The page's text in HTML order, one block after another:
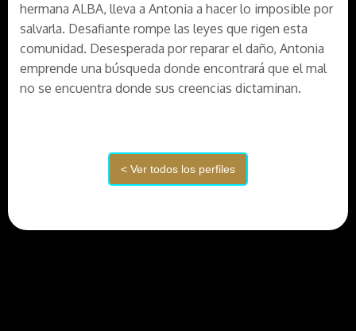
hermana ALBA, lleva a Antonia a hacer lo imposible por
salvarla. Desafiante rompe las leyes que rigen esta
comunidad. Desesperada por reparar el daño, Antonia
emprende una búsqueda donde encontrará que el mal
no se encuentra donde sus creencias dictaminan.